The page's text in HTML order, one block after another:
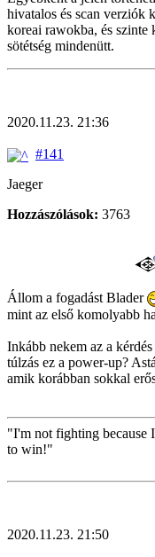
hivatalos és scan verziók
koreai rawokba, és szinte
sötétség mindenütt.
2020.11.23. 21:36
#141
Jaeger
Hozzászólások: 3763
Állom a fogadást Blader
mint az első komolyabb
Inkább nekem az a
túlzás ez a power-up?
amik korábban sokkal
"I'm not fighting because
to win!"
2020.11.23. 21:50